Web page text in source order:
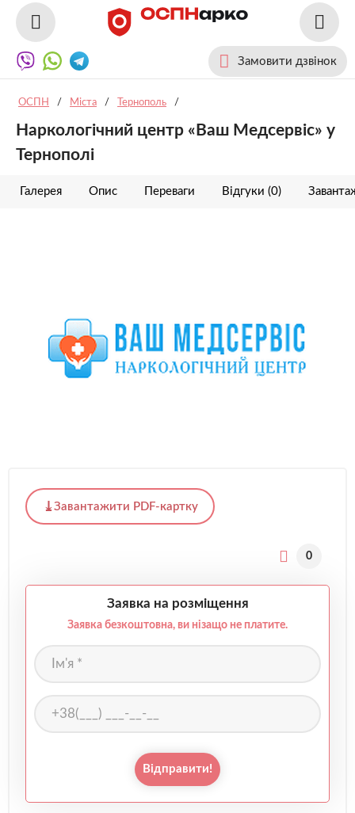
Замовити дзвінок
ОСПН / Міста / Тернополь /
Наркологічний центр «Ваш Медсервіс» у
Тернополі
Галерея Опис Переваги Відгуки (0)
Завантажити PDF-картку
0
Заявка на розміщення
Заявка безкоштовна, ви нізащо не платите.
Відправити!